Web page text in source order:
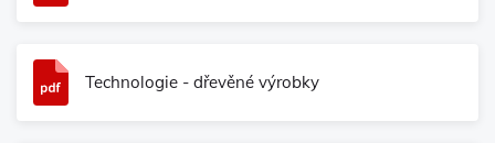
Technologie - dřevěné výrobky